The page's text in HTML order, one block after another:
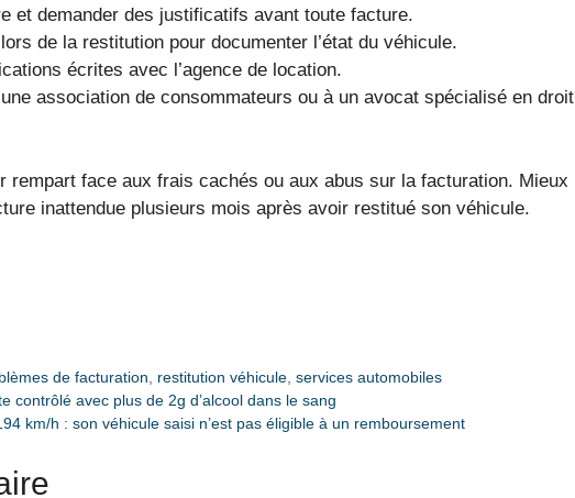
et demander des justificatifs avant toute facture.
de la restitution pour documenter l’état du véhicule.
écrites avec l’agence de location.
association de consommateurs ou à un avocat spécialisé en droit
rempart face aux frais cachés ou aux abus sur la facturation. Mieux
inattendue plusieurs mois après avoir restitué son véhicule.
de facturation, restitution véhicule,services automobiles
contrôlé avec plus de 2g d’alcool dans le sang
km/h : son véhicule saisi n’est pas éligible à un remboursement